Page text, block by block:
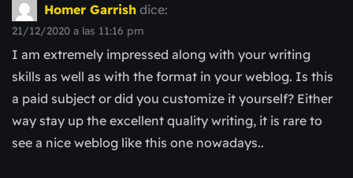
Homer Garrish dice:
21/12/2020 a las 11:16 pm
I am extremely impressed along with your writing
skills as well as with the format in your weblog. Is this
a paid subject or did you customize it yourself? Either
way stay up the excellent quality writing, it is rare to
see a nice weblog like this one nowadays..